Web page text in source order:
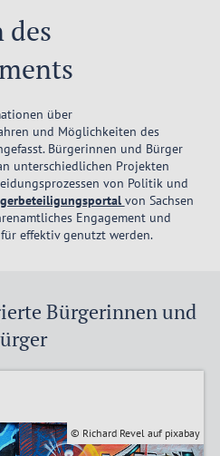
über
und Möglichkeiten des
Bürgerinnen und Bürger
unterschiedlichen Projekten
von Politik und
von Sachsen
Engagement und
effektiv genutzt werden.
Bürgerinnen und
© Richard Revel auf pixabay